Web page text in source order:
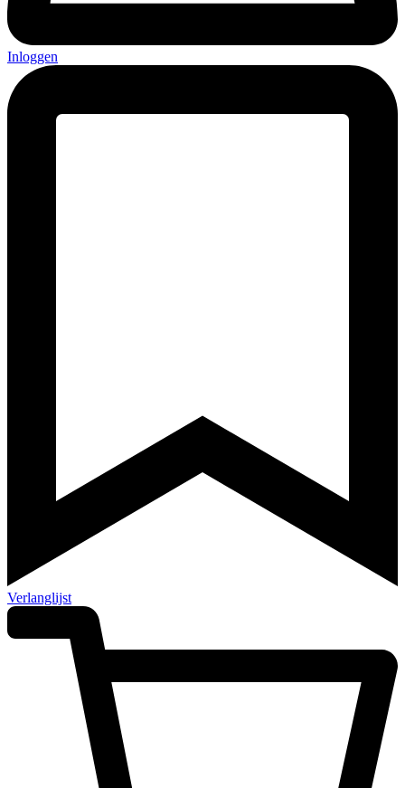
Inloggen
Verlanglijst